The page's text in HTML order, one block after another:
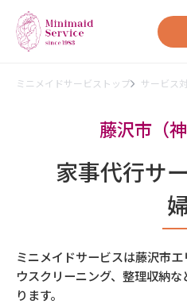
ミニメイドサービストップ サービス
藤沢市（神
家事代行サ
ミニメイドサービスは藤沢市
ウスクリーニング、整理収納
ります。